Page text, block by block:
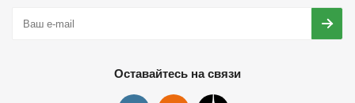
Оставайтесь на связи